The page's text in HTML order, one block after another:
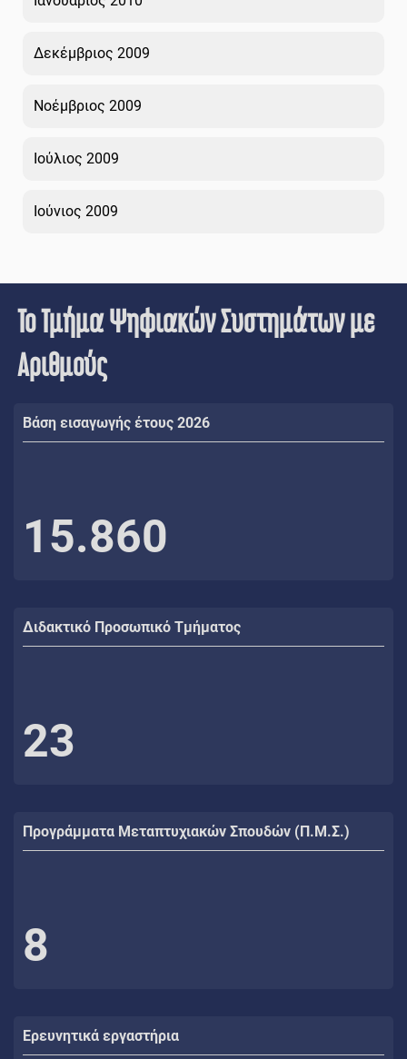
Δεκέμβριος 2009
Νοέμβριος 2009
Ιούλιος 2009
Ιούνιος 2009
Το Τμήμα Ψηφιακών Συστημάτων με
Αριθμούς
Βάση εισαγωγής έτους 2026
15.860
Διδακτικό Προσωπικό Τμήματος
23
Προγράμματα Μεταπτυχιακών Σπουδών (Π.Μ.Σ.)
8
Ερευνητικά εργαστήρια